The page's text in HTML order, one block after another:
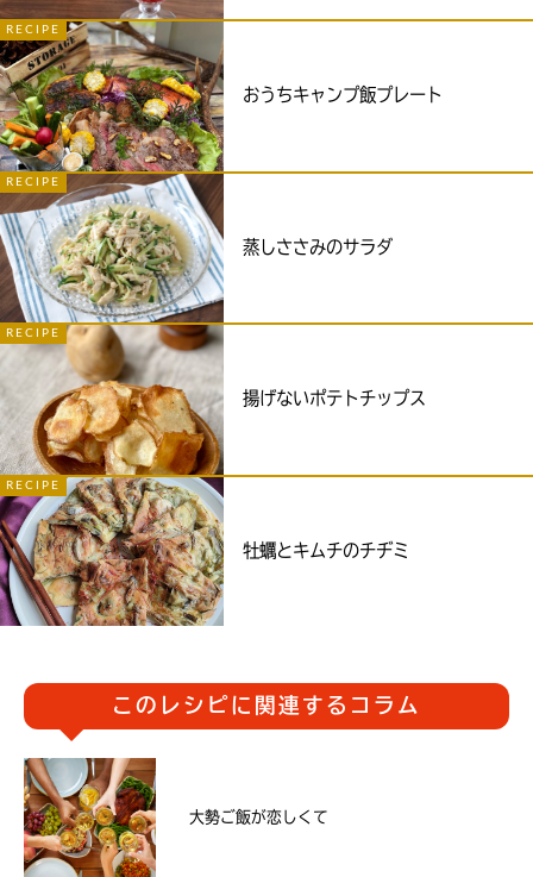
RECIPE
おうちキャンプ飯プレート
RECIPE
蒸しささみのサラダ
RECIPE
揚げないポテトチップス
RECIPE
牡蠣とキムチのチヂミ
このレシピに関連するコラム
大勢ご飯が恋しくて